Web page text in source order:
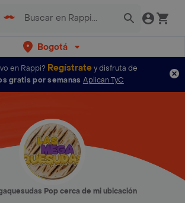
Bogotá
en Rappi? Regístratey disfruta de
gratis por semanas Aplican TyC
Pop cerca de mi ubicación